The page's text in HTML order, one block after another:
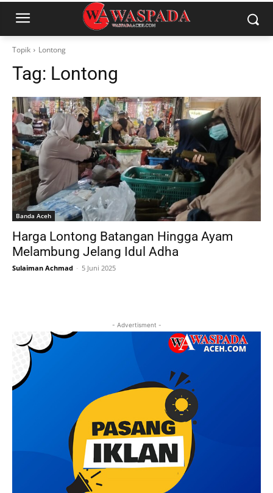
Topik Lontong
Tag: Lontong
Banda Aceh
Harga Lontong Batangan Hingga Ayam
Melambung Jelang Idul Adha
Sulaiman Achmad - 5 Juni 2025
- Advertisment -